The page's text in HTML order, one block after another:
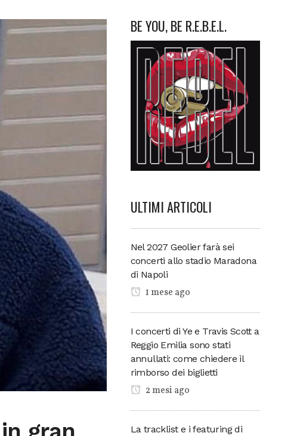
BE YOU, BE R.E.B.E.L.
ULTIMI ARTICOLI
Nel 2027 Geolier farà sei
concerti allo stadio Maradona
di Napoli
1 mese ago
I concerti di Ye e Travis Scott a
Reggio Emilia sono stati
annullati: come chiedere il
rimborso dei biglietti
2 mesi ago
La tracklist e i featuring di